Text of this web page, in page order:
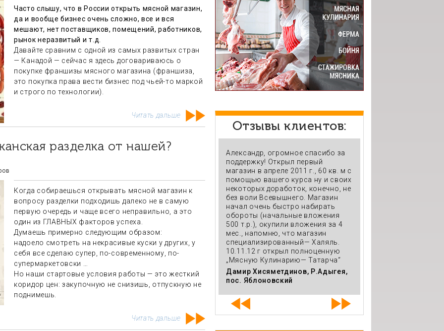
Часто слышу, что в России открыть мясной магазин,
да и вообще бизнес очень сложно, все и вся
мешают, нет поставщиков, помещений, работников,
рынок неразвитый и т.д.
Давайте сравним с одной из самых развитых стран
— Канадой — сейчас я здесь договариваюсь о
покупке франшизы мясного магазина (франшиза,
это покупка права вести бизнес под чьей-то маркой
и строго по технологии).
Читать дальше
разделка от нашей?
Когда собираешься открывать мясной магазин к
вопросу разделки подходишь далеко не в самую
первую очередь и чаще всего неправильно, а это
один из ГЛАВНЫХ факторов успеха.
Думаешь примерно следующим образом:
надоело смотреть на некрасивые куски у других, у
себя все сделаю супер, по-современному, по-
супермаркетовски …
Но наши стартовые условия работы — это жесткий
коридор цен: закупочную не снизишь, отпускную не
поднимешь.
Читать дальше
Отзывы клиентов:
день. Во-
стоит или
но посмотрев
что оно
в части
подбору
только начав
помещений,
"как было бы
магазинов
счетчики, какие ставятся на
прочитал Ваши конкретные
рекомендации по подсчету и
конверсиям. Очень обрадовался.
Воспользовавшись ими, отсекли
ряд помещений, которые на
первый взгляд казались не
плохими, а по подсчету,
оказались глухим убытком. За
одно это от меня поклон!»
Александр, огромное спасибо за
поддержку! Открыл первый
магазин в апреле 2011 г., 60 кв. м с
помощью вашего курса ну и своих
некоторых доработок, конечно, не
без воли Всевышнего. Магазин
начал очень быстро набирать
обороты (начальные вложения
500 т.р.), окупили вложения за 4
мес., напомню, что магазин
специализированный— Халяль.
10.11.12 г открыл полноценную
„Мясную Кулинарию— Татарча“
Дамир Хисяметдинов, Р.Адыгея,
пос. Яблоновский